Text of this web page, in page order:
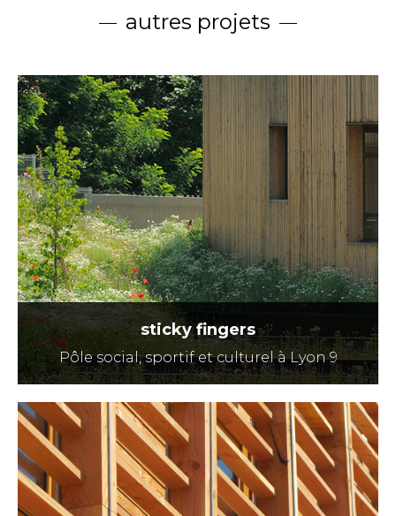
autres projets
sticky fingers
Pôle social, sportif et culturel à Lyon 9